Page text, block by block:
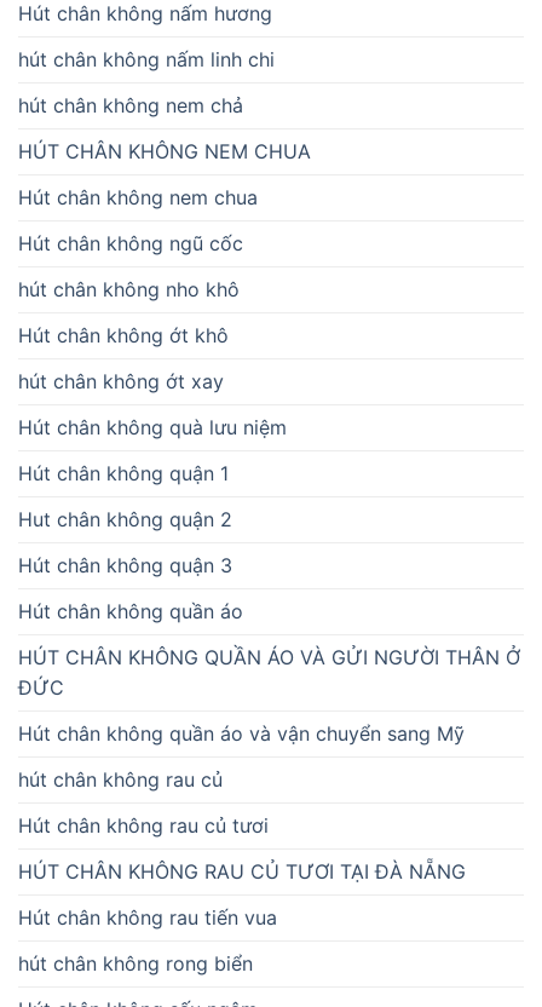
Hút chân không nấm hương
hút chân không nấm linh chi
hút chân không nem chả
HÚT CHÂN KHÔNG NEM CHUA
Hút chân không nem chua
Hút chân không ngũ cốc
hút chân không nho khô
Hút chân không ớt khô
hút chân không ớt xay
Hút chân không quà lưu niệm
Hút chân không quận 1
Hut chân không quận 2
Hút chân không quận 3
Hút chân không quần áo
HÚT CHÂN KHÔNG QUẦN ÁO VÀ GỬI NGƯỜI THÂN Ở
ĐỨC
Hút chân không quần áo và vận chuyển sang Mỹ
hút chân không rau củ
Hút chân không rau củ tươi
HÚT CHÂN KHÔNG RAU CỦ TƯƠI TẠI ĐÀ NẴNG
Hút chân không rau tiến vua
hút chân không rong biển